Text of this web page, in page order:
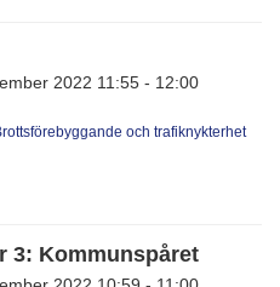
2022 11:55 - 12:00
och trafiknykterhet
3: Kommunspåret